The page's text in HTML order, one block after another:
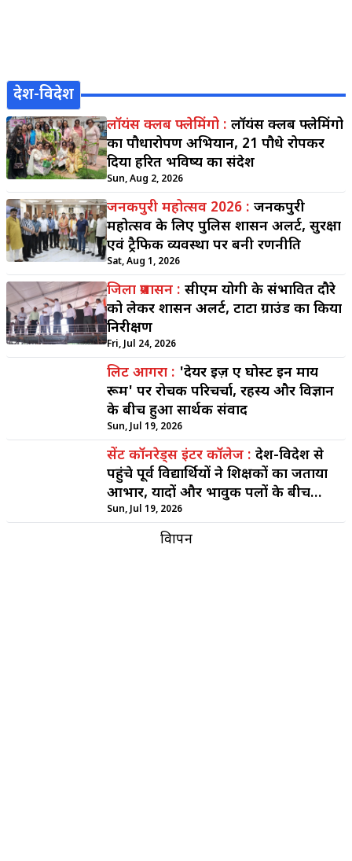
देश-विदेश
लॉयंस क्लब फ्लेमिंगो : लॉयंस क्लब फ्लेमिंगो
का पौधारोपण अभियान, 21 पौधे रोपकर
दिया हरित भविष्य का संदेश
Sun, Aug 2, 2026
जनकपुरी महोत्सव 2026 : जनकपुरी
महोत्सव के लिए पुलिस प्रशासन अलर्ट, सुरक्षा
एवं ट्रैफिक व्यवस्था पर बनी रणनीति
Sat, Aug 1, 2026
जिला प्रशासन : सीएम योगी के संभावित दौरे
को लेकर प्रशासन अलर्ट, टाटा ग्राउंड का किया
निरीक्षण
Fri, Jul 24, 2026
लिट आगरा : 'देयर इज़ ए घोस्ट इन माय
रूम' पर रोचक परिचर्चा, रहस्य और विज्ञान
के बीच हुआ सार्थक संवाद
Sun, Jul 19, 2026
सेंट कॉनरेड्स इंटर कॉलेज : देश-विदेश से
पहुंचे पूर्व विद्यार्थियों ने शिक्षकों का जताया
आभार, यादों और भावुक पलों के बीच
दोबारा जीया स्कूल जीवन
Sun, Jul 19, 2026
विज्ञापन